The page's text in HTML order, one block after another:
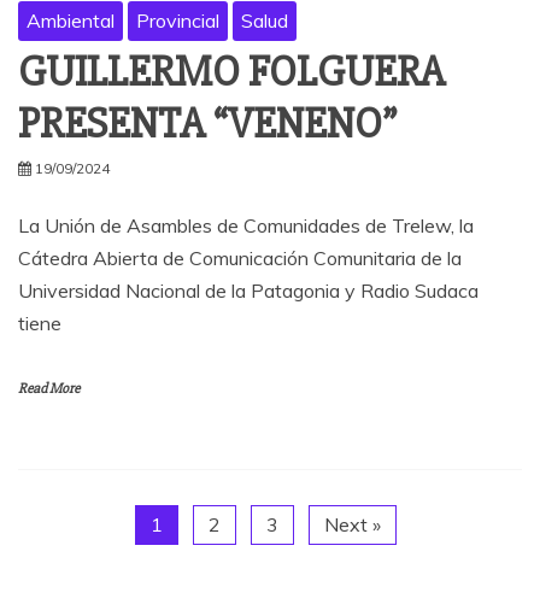
Ambiental Provincial Salud
GUILLERMO FOLGUERA
PRESENTA “VENENO”
19/09/2024
La Unión de Asambles de Comunidades de Trelew, la
Cátedra Abierta de Comunicación Comunitaria de la
Universidad Nacional de la Patagonia y Radio Sudaca
tiene
Read More
1 2 3 Next »